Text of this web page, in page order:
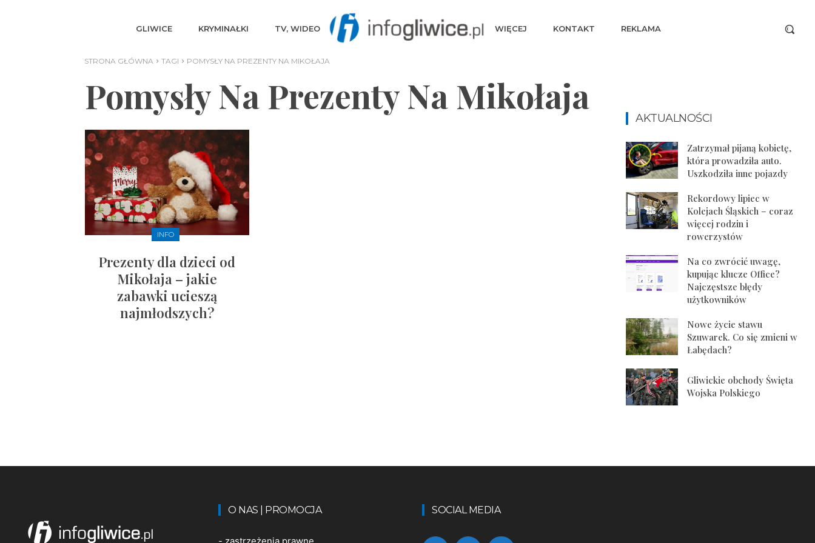
GLIWICE KRYMINAŁKI TV, WIDEO WIĘCEJ KONTAKT REKLAMA
STRONA GŁÓWNA TAGI POMYSŁY NA PREZENTY NA MIKOŁAJA
Pomysły Na Prezenty Na Mikołaja
INFO
Prezenty dla dzieci od
Mikołaja – jakie
zabawki ucieszą
najmłodszych?
AKTUALNOŚCI
Zatrzymał pijaną kobietę,
która prowadziła auto.
Uszkodziła inne pojazdy
Rekordowy lipiec w
Kolejach Śląskich – coraz
więcej rodzin i
rowerzystów
Na co zwrócić uwagę,
kupując klucze Office?
Najczęstsze błędy
użytkowników
Nowe życie stawu
Szuwarek. Co się zmieni w
Łabędach?
Gliwickie obchody Święta
Wojska Polskiego
O NAS | PROMOCJA
- zastrzeżenia prawne
SOCIAL MEDIA